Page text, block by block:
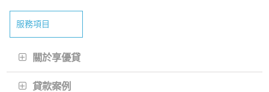
服務項目
關於享優貸
貸款案例